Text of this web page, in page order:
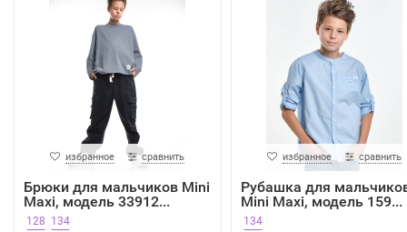
избранное сравнить
Брюки для мальчиков Mini
Maxi, модель 33912...
128 134
избранное сравнить
Рубашка для
Mini Maxi, модель 159...
134